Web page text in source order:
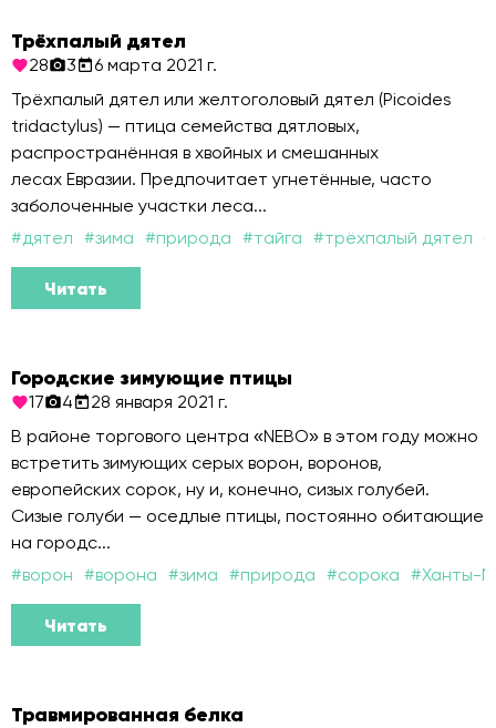
Трёхпалый дятел
28 3
6 марта 2021 г.
Трёхпалый дятел или желтоголовый дятел (Picoides
tridactylus) — птица семейства дятловых,
распространённая в хвойных и смешанных
лесах Евразии. Предпочитает угнетённые, часто
заболоченные участки леса...
#дятел #зима #природа #тайга #трёхпалый дятел #
Читать
Городские зимующие птицы
17 4
28 января 2021 г.
В районе торгового центра «NEBO» в этом году можно
встретить зимующих серых ворон, воронов,
европейских сорок, ну и, конечно, сизых голубей.
Сизые голуби — оседлые птицы, постоянно обитающие
на городс...
#ворон #ворона #зима #природа #сорока #Ханты-
Читать
Травмированная белка